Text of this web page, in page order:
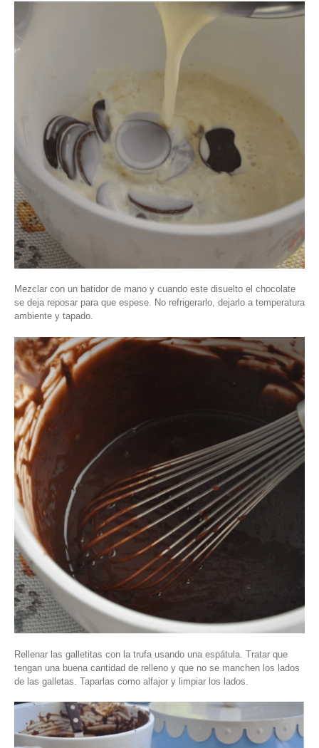
Mezclar con un batidor de mano y cuando este disuelto el chocolate
se deja reposar para que espese. No refrigerarlo, dejarlo a temperatura
ambiente y tapado.
Rellenar las galletitas con la trufa usando una espátula. Tratar que
tengan una buena cantidad de relleno y que no se manchen los lados
de las galletas. Taparlas como alfajor y limpiar los lados.